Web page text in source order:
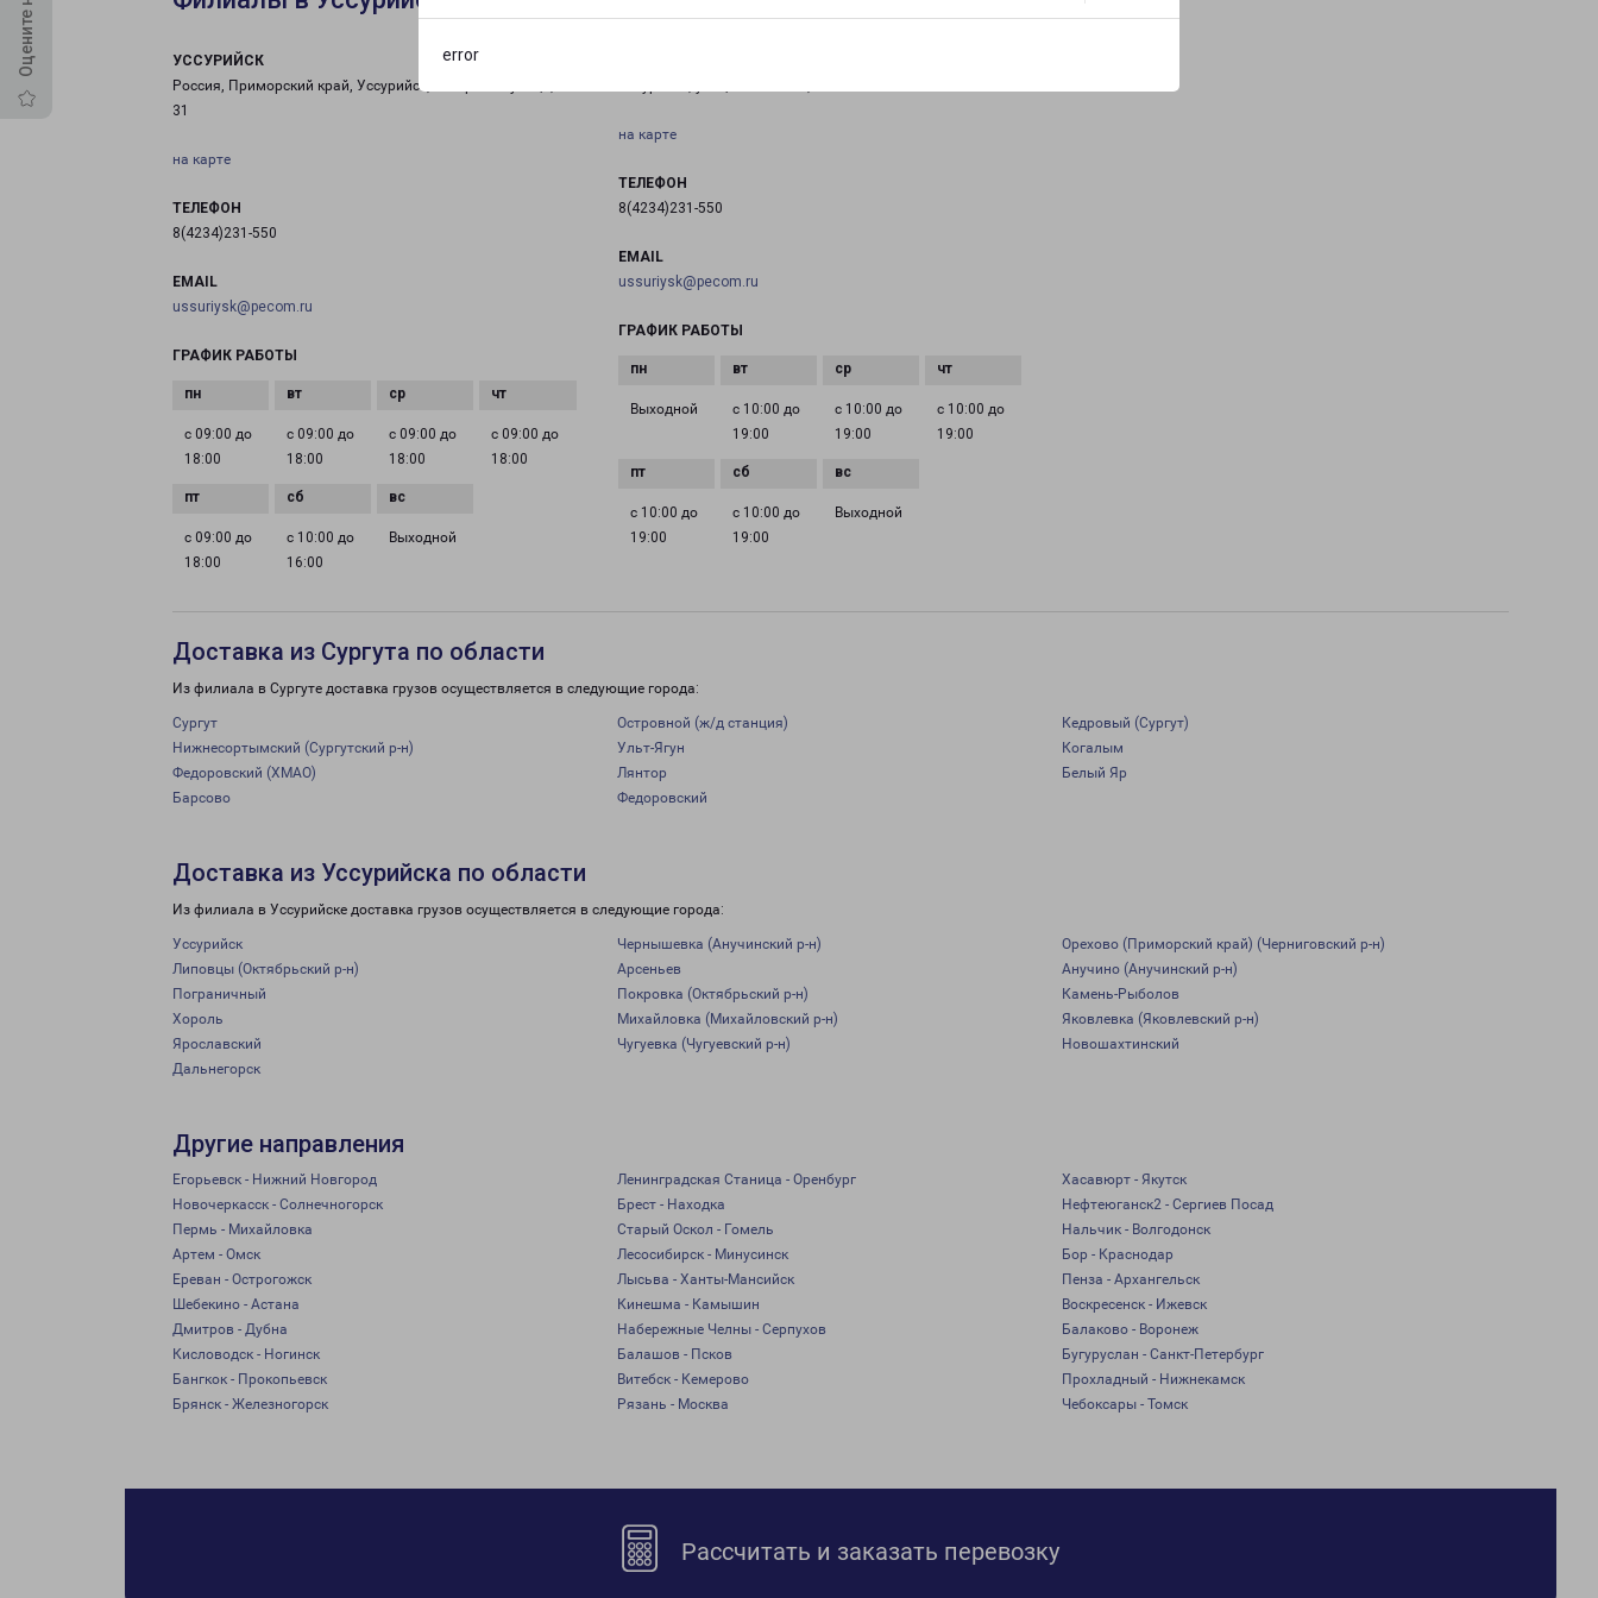
error
УССУРИЙСК
Россия, Приморский край, Уссурийск, Резервная улица,
31
на карте
ТЕЛЕФОН
8(4234)231-550
EMAIL
ussuriysk@pecom.ru
ГРАФИК РАБОТЫ
с 09:00 до
18:00
с 09:00 до
18:00
с 09:00 до
18:00
с 09:00 до
18:00
с 09:00 до
18:00
с 10:00 до
16:00
Выходной
на карте
ТЕЛЕФОН
8(4234)231-550
EMAIL
ussuriysk@pecom.ru
ГРАФИК РАБОТЫ
Выходной
с 10:00 до
19:00
с 10:00 до
19:00
с 10:00 до
19:00
с 10:00 до
19:00
с 10:00 до
19:00
Выходной
Доставка из Сургута по области
Из филиала в Сургуте доставка грузов осуществляется в следующие города:
Сургут Островной (ж/д станция)
Кедровый (Сургут)
Нижнесортымский (Сургутский р-н)
Ульт-Ягун
Когалым
Федоровский (ХМАО)
Лянтор
Белый Яр
Барсово
Федоровский
Доставка из Уссурийска по области
Из филиала в Уссурийске доставка грузов осуществляется в следующие города:
Уссурийск Чернышевка (Анучинский р-н)
Орехово (Приморский край) (Черниговский р-н)
Липовцы (Октябрьский р-н)
Арсеньев
Анучино (Анучинский р-н)
Пограничный
Покровка (Октябрьский р-н)
Камень-Рыболов
Хороль
Михайловка (Михайловский р-н)
Яковлевка (Яковлевский р-н)
Ярославский
Чугуевка (Чугуевский р-н)
Новошахтинский
Дальнегорск
Другие направления
Егорьевск - Нижний Новгород Ленинградская Станица - Оренбург
Хасавюрт - Якутск
Новочеркасск - Солнечногорск
Брест - Находка
Нефтеюганск2 - Сергиев Посад
Пермь - Михайловка
Старый Оскол - Гомель
Нальчик - Волгодонск
Артем - Омск
Лесосибирск - Минусинск
Бор - Краснодар
Ереван - Острогожск
Лысьва - Ханты-Мансийск
Пенза - Архангельск
Шебекино - Астана
Кинешма - Камышин
Воскресенск - Ижевск
Дмитров - Дубна
Набережные Челны - Серпухов
Балаково - Воронеж
Кисловодск - Ногинск
Балашов - Псков
Бугуруслан - Санкт-Петербург
Бангкок - Прокопьевск
Витебск - Кемерово
Прохладный - Нижнекамск
Брянск - Железногорск
Рязань - Москва Чебоксары - Томск
Рассчитать и заказать перевозку